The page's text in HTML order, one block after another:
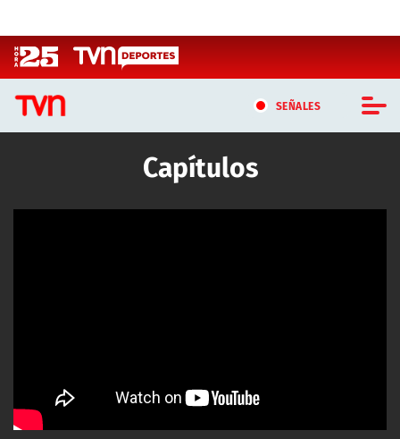
SEÑALES
CASTING MASTERCHEF CHILE
CASTING TVN VERTICAL
NTV
Capítulos
Artículos relacionados con Capítulos